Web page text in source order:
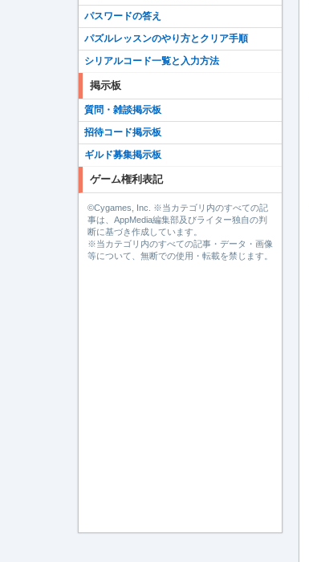
パスワードの答え
パズルレッスンのやり方とクリア手順
シリアルコード一覧と入力方法
掲示板
質問・雑談掲示板
招待コード掲示板
ギルド募集掲示板
ゲーム権利表記
©Cygames, Inc. ※当カテゴリ内のすべての記
事は、AppMedia編集部及びライター独自の判
断に基づき作成しています。
※当カテゴリ内のすべての記事・データ・画像
等について、無断での使用・転載を禁じます。